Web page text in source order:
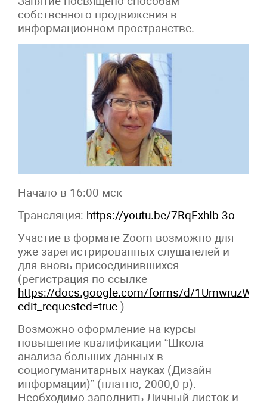
собственного продвижения в
информационном пространстве.
Начало в 16:00 мск
Трансляция: https://youtu.be/7RqExhlb-3o
Участие в формате Zoom возможно для
уже зарегистрированных слушателей и
для вновь присоединившихся
(регистрация по ссылке
https://docs.google.com/forms/d/
edit_requested=true )
Возможно оформление на курсы
повышение квалификации “Школа
анализа больших данных в
социогуманитарных науках (Дизайн
информации)” (платно, 2000,0 р).
Необходимо заполнить Личный листок и